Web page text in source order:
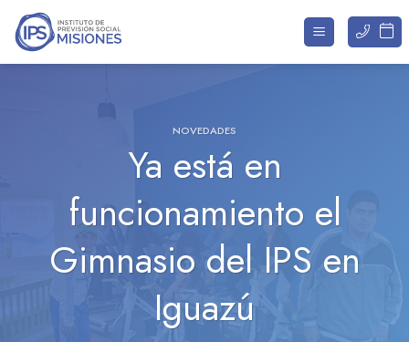
Saltar
contenido
NOVEDADES
Ya está en
funcionamiento el
Gimnasio del IPS en
Iguazú